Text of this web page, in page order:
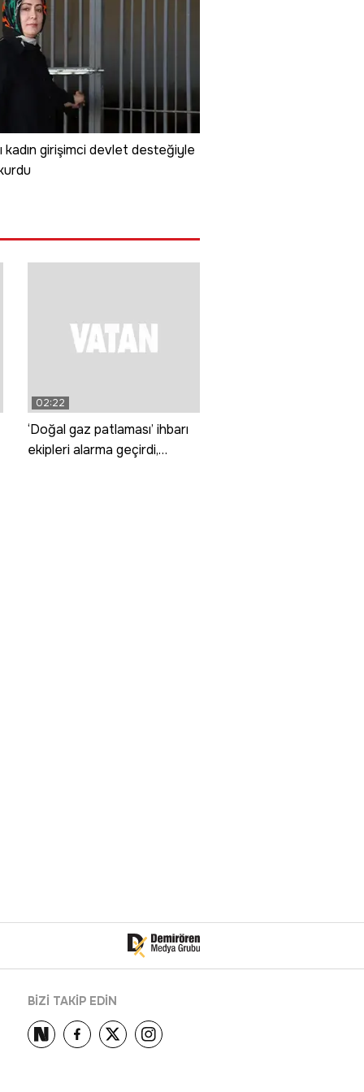
kadın girişimci devlet desteğiyle
02:22
‘Doğal gaz patlaması’ ihbarı
ekipleri alarma geçirdi,
BİZİ TAKİP EDİN